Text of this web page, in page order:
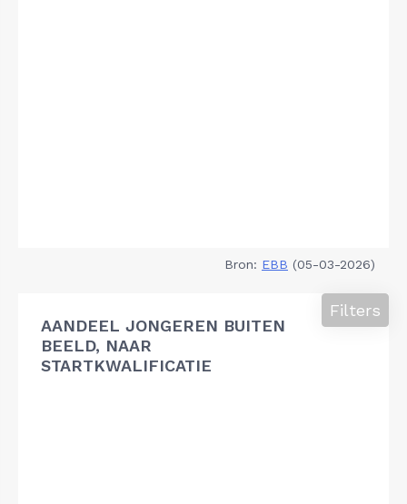
Bron: EBB (05-03-2026)
AANDEEL JONGEREN BUITEN
BEELD, NAAR
STARTKWALIFICATIE
Filters